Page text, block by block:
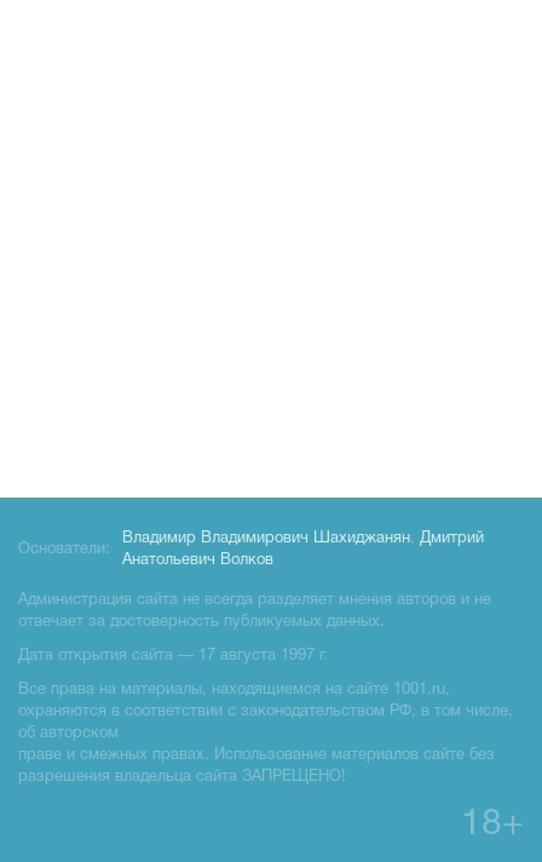
Основатели:
Владимир Владимирович Шахиджанян, Дмитрий
Анатольевич Волков
Администрация сайта не всегда разделяет мнения авторов и не
отвечает за достоверность публикуемых данных.
Дата открытия сайта — 17 августа 1997 г.
Все права на материалы, находящиемся на сайте 1001.ru,
охраняются в соответствии с законодательством РФ, в том числе,
об авторском
праве и смежных правах. Использование материалов сайте без
разрешения владельца сайта ЗАПРЕЩЕНО!
18+